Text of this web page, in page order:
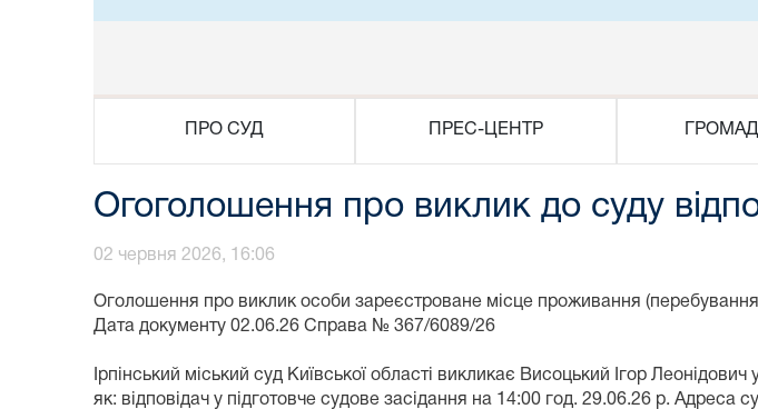
ПРО СУД ПРЕС-ЦЕНТР
Огоголошення про виклик до суду
02 червня 2026, 16:06
Оголошення про виклик особи зареєстроване місце проживання
Дата документу 02.06.26 Справа № 367/6089/26
Ірпінський міський суд Київської області викликає Висоцький Ігор Леонідович
як: відповідач у підготовче судове засідання на 14:00 год. 29.06.26 р. Адреса